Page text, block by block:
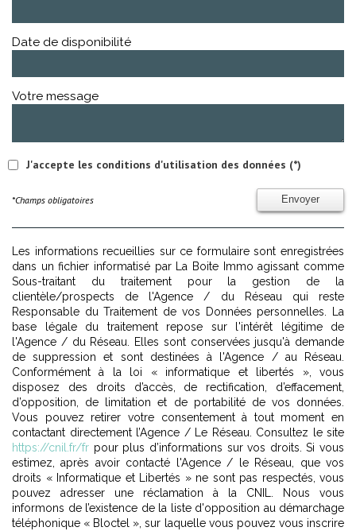
Date de disponibilité
Votre message
J'accepte les conditions d'utilisation des données (*)
Envoyer
*Champs obligatoires
Les informations recueillies sur ce formulaire sont enregistrées
dans un fichier informatisé par La Boite Immo agissant comme
Sous-traitant du traitement pour la gestion de la
clientèle/prospects de l'Agence / du Réseau qui reste
Responsable du Traitement de vos Données personnelles. La
base légale du traitement repose sur l'intérêt légitime de
l'Agence / du Réseau. Elles sont conservées jusqu'à demande
de suppression et sont destinées à l'Agence / au Réseau.
Conformément à la loi « informatique et libertés », vous
disposez des droits d’accès, de rectification, d’effacement,
d’opposition, de limitation et de portabilité de vos données.
Vous pouvez retirer votre consentement à tout moment en
contactant directement l’Agence / Le Réseau. Consultez le site
https://cnil.fr/fr pour plus d’informations sur vos droits. Si vous
estimez, après avoir contacté l'Agence / le Réseau, que vos
droits « Informatique et Libertés » ne sont pas respectés, vous
pouvez adresser une réclamation à la CNIL. Nous vous
informons de l’existence de la liste d'opposition au démarchage
téléphonique « Bloctel », sur laquelle vous pouvez vous inscrire